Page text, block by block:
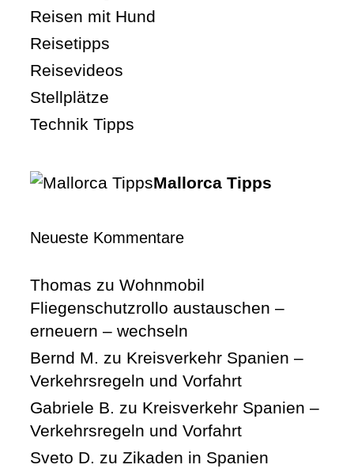
Reisen mit Hund
Reisetipps
Reisevideos
Stellplätze
Technik Tipps
Mallorca Tipps
Neueste Kommentare
Thomas zu Wohnmobil
Fliegenschutzrollo austauschen –
erneuern – wechseln
Bernd M. zu Kreisverkehr Spanien –
Verkehrsregeln und Vorfahrt
Gabriele B. zu Kreisverkehr Spanien –
Verkehrsregeln und Vorfahrt
Sveto D. zu Zikaden in Spanien